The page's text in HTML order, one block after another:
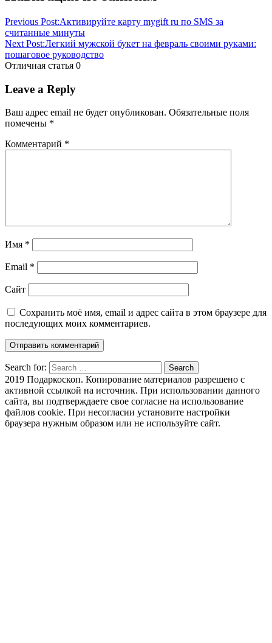
Previous Post:Активируйте карту mygift ru по SMS за
считанные минуты
Next Post:Легкий мужской букет на февраль своими руками:
пошаговое руководство
Отличная статья 0
Leave a Reply
Ваш адрес email не будет опубликован. Обязательные поля
помечены *
Комментарий *
Имя *
Email *
Сайт
Сохранить моё имя, email и адрес сайта в этом браузере для
последующих моих комментариев.
Search for: Search
2019 Подаркоскоп. Копирование материалов разрешено с
активной ссылкой на источник. При использовании данного
сайта, вы подтверждаете свое согласие на использование
файлов cookie. При несогласии установите настройки
браузера нужным образом или не используйте сайт.